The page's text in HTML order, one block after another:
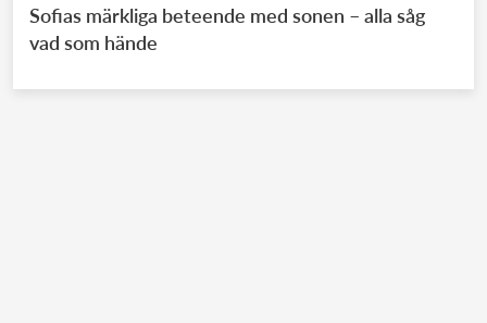
Sofias märkliga beteende med sonen – alla såg
vad som hände